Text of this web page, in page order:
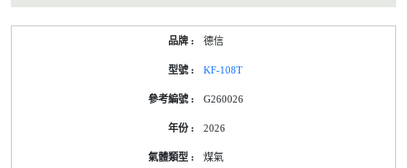
德信
KF-108T
G260026
2026
煤氣